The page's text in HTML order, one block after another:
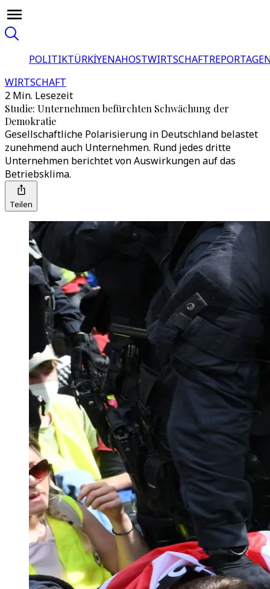
POLITIKTÜRKİYENAHOSTWIRTSCHAFT
WIRTSCHAFT
2 Min. Lesezeit
Studie: Unternehmen befürchten Schwächung der
Demokratie
Gesellschaftliche Polarisierung in Deutschland belastet
zunehmend auch Unternehmen. Rund jedes dritte
Unternehmen berichtet von Auswirkungen auf das
Betriebsklima.
Teilen